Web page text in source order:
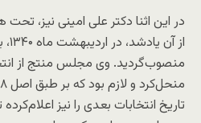
در این اثنا دکتر علی امینی نیز،
از
منصوب‌گردید. وی مجلس منتج از
تاریخ انتخابات بعدی را نیز